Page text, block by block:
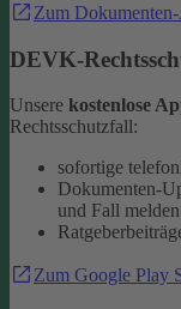
Zum Dokumenten-
DEVK-
Unsere kostenlose
Rechtsschutzfall:
sofortige
Dokumenten-
und Fall melden
Zum Google Play